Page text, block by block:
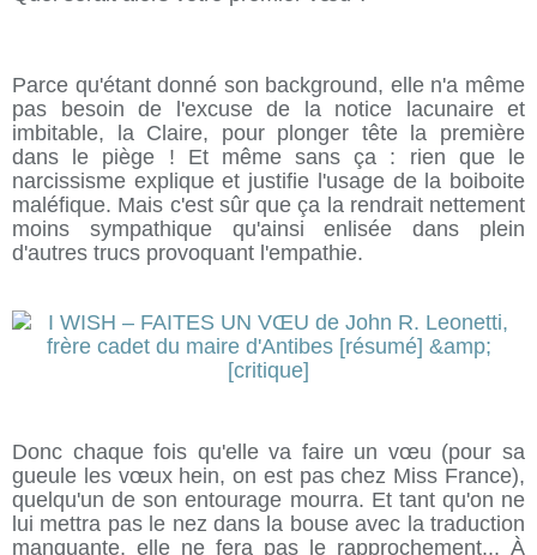
Parce qu'étant donné son background, elle n'a même
pas besoin de l'excuse de la notice lacunaire et
imbitable, la Claire, pour plonger tête la première
dans le piège ! Et même sans ça : rien que le
narcissisme explique et justifie l'usage de la boiboite
maléfique. Mais c'est sûr que ça la rendrait nettement
moins sympathique qu'ainsi enlisée dans plein
d'autres trucs provoquant l'empathie.
Donc chaque fois qu'elle va faire un vœu (pour sa
gueule les vœux hein, on est pas chez Miss France),
quelqu'un de son entourage mourra. Et tant qu'on ne
lui mettra pas le nez dans la bouse avec la traduction
manquante, elle ne fera pas le rapprochement... À